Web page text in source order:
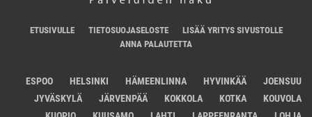
ETUSIVULLE TIETOSUOJASELOSTE
LISÄÄ YRITYS SIVUSTOLLE
ANNA PALAUTETTA
ESPOO HELSINKI HÄMEENLINNA HYVINKÄÄ
JOENSUU
JYVÄSKYLÄ
JÄRVENPÄÄ KOKKOLA KOTKA
KOUVOLA